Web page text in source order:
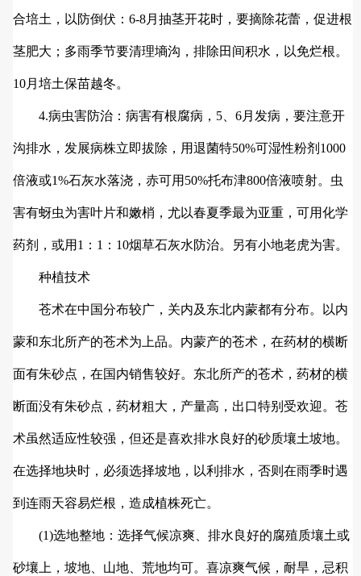
合培土，以防倒伏：6-8月抽茎开花时，要摘除花蕾，促进根
茎肥大；多雨季节要清理墒沟，排除田间积水，以免烂根。
10月培土保苗越冬。
4.病虫害防治：病害有根腐病，5、6月发病，要注意开
沟排水，发展病株立即拔除，用退菌特50%可湿性粉剂1000
倍液或1%石灰水落浇，赤可用50%托布津800倍液喷射。虫
害有蚜虫为害叶片和嫩梢，尤以春夏季最为亚重，可用化学
药剂，或用1：1：10烟草石灰水防治。另有小地老虎为害。
种植技术
苍术在中国分布较广，关内及东北内蒙都有分布。以内
蒙和东北所产的苍术为上品。内蒙产的苍术，在药材的横断
面有朱砂点，在国内销售较好。东北所产的苍术，药材的横
断面没有朱砂点，药材粗大，产量高，出口特别受欢迎。苍
术虽然适应性较强，但还是喜欢排水良好的砂质壤土坡地。
在选择地块时，必须选择坡地，以利排水，否则在雨季时遇
到连雨天容易烂根，造成植株死亡。
(1)选地整地：选择气候凉爽、排水良好的腐殖质壤土或
砂壤上，坡地、山地、荒地均可。喜凉爽气候，耐旱，忌积